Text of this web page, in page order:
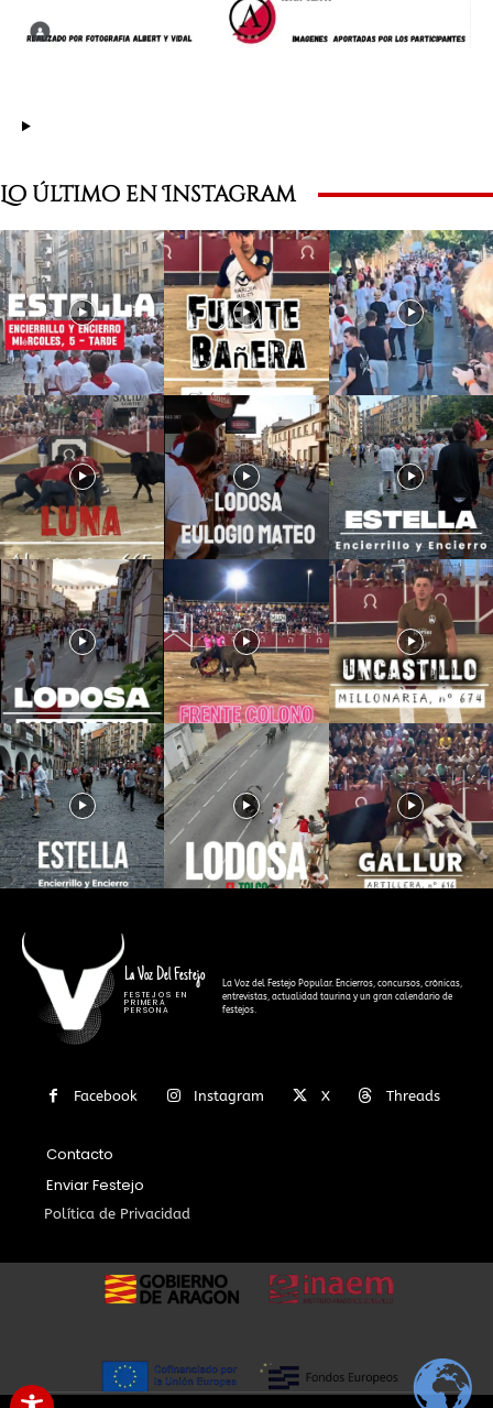
Lo último en Instagram
La Voz Del Festejo
FESTEJOS EN
PRIMERA
PERSONA
La Voz del Festejo Popular. Encierros, concursos, crónicas,
entrevistas, actualidad taurina y un gran calendario de
festejos.
Facebook Instagram X Threads
Contacto
Enviar Festejo
Política de Privacidad